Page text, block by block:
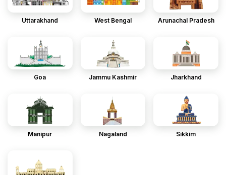
Uttarakhand West Bengal Arunachal Pradesh
Goa Jammu Kashmir Jharkhand
Manipur Nagaland Sikkim